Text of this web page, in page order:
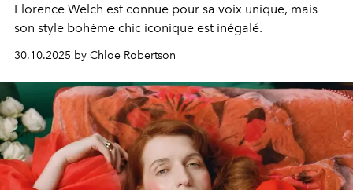
Florence Welch est connue pour sa voix unique, mais
son style bohème chic iconique est inégalé.
30.10.2025 by Chloe Robertson